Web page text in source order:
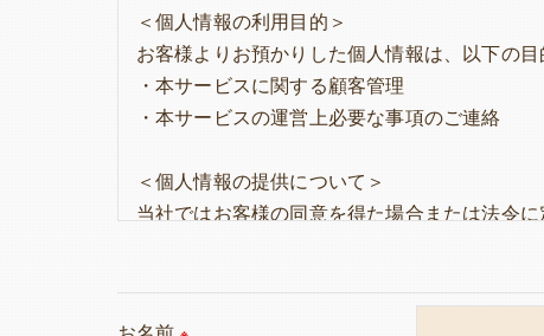
＜個人情報の利用目的＞
お客様よりお預かりした個人情報は、以下の
・本サービスに関する顧客管理
・本サービスの運営上必要な事項のご連絡
＜個人情報の提供について＞
当社ではお客様の同意を得た場合または法令に